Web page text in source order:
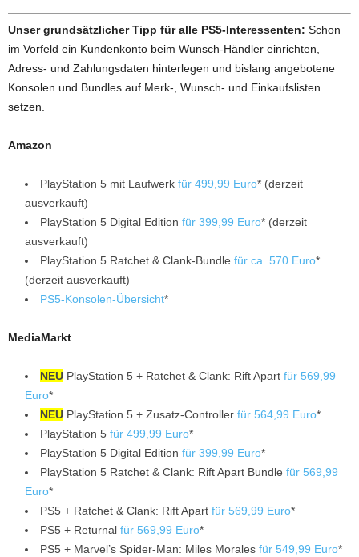
Unser grundsätzlicher Tipp für alle PS5-Interessenten: Schon
im Vorfeld ein Kundenkonto beim Wunsch-Händler einrichten,
Adress- und Zahlungsdaten hinterlegen und bislang angebotene
Konsolen und Bundles auf Merk-, Wunsch- und Einkaufslisten
setzen.
Amazon
PlayStation 5 mit Laufwerk für 499,99 Euro* (derzeit
ausverkauft)
PlayStation 5 Digital Edition für 399,99 Euro* (derzeit
ausverkauft)
PlayStation 5 Ratchet & Clank-Bundle für ca. 570 Euro*
(derzeit ausverkauft)
PS5-Konsolen-Übersicht*
MediaMarkt
NEU PlayStation 5 + Ratchet & Clank: Rift Apart für 569,99
Euro*
NEU PlayStation 5 + Zusatz-Controller für 564,99 Euro*
PlayStation 5 für 499,99 Euro*
PlayStation 5 Digital Edition für 399,99 Euro*
PlayStation 5 Ratchet & Clank: Rift Apart Bundle für 569,99
Euro*
PS5 + Ratchet & Clank: Rift Apart für 569,99 Euro*
PS5 + Returnal für 569,99 Euro*
PS5 + Marvel’s Spider-Man: Miles Morales für 549,99 Euro*